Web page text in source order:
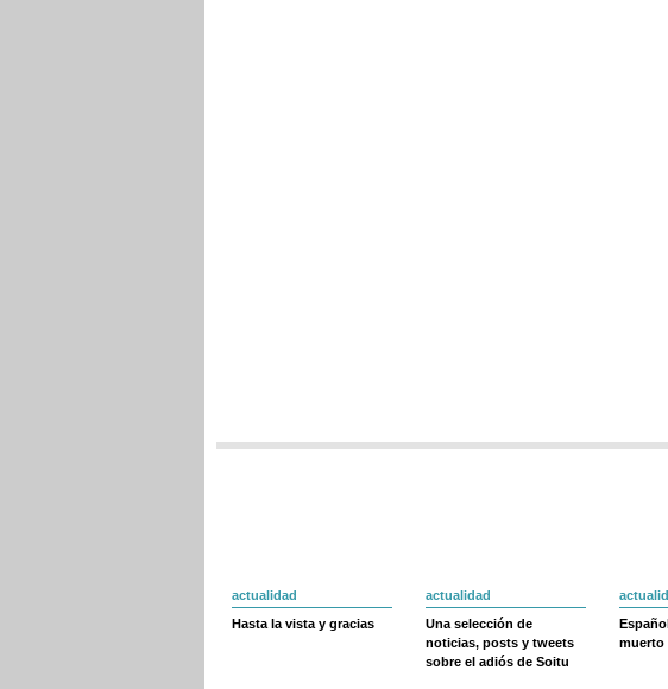
actualidad
Hasta la vista y gracias
actualidad
Una selección de
noticias, posts y tweets
sobre el adiós de Soitu
muerto